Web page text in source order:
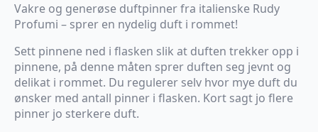
Vakre og generøse duftpinner fra italienske Rudy
Profumi – sprer en nydelig duft i rommet!
Sett pinnene ned i flasken slik at duften trekker opp i
pinnene, på denne måten sprer duften seg jevnt og
delikat i rommet. Du regulerer selv hvor mye duft du
ønsker med antall pinner i flasken. Kort sagt jo flere
pinner jo sterkere duft.